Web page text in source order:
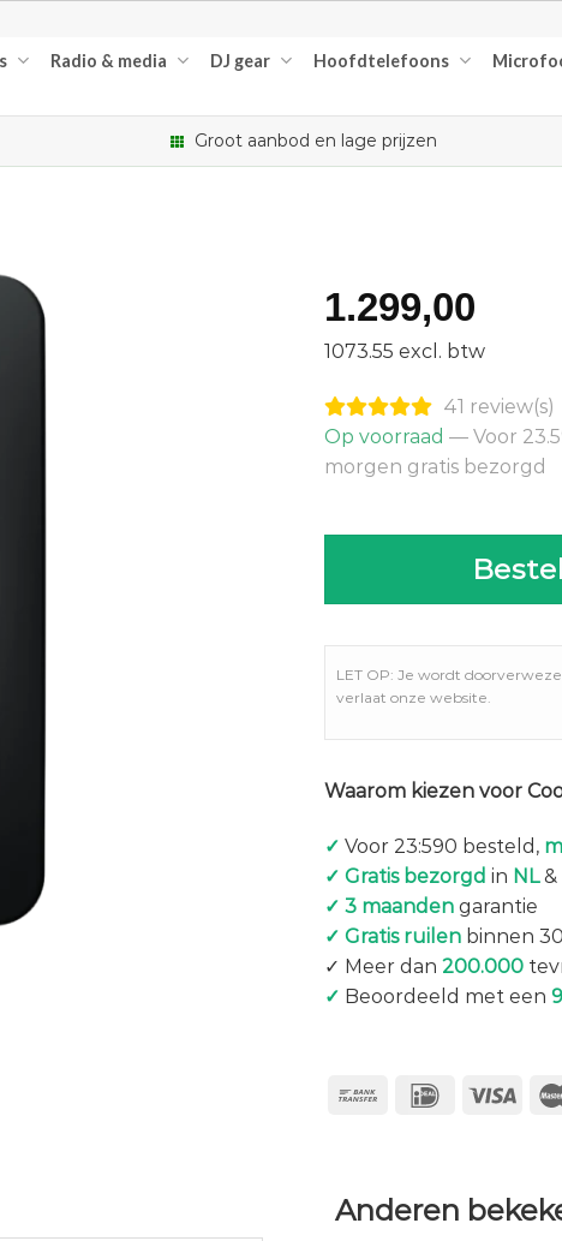
Radio & media DJ gear Hoofdtelefoons
Groot aanbod en lage prijzen
1.299,00
1073.55 excl. btw
41 review(s)
Op voorraad — Voor
morgen gratis bezorgd
LET OP: Je wordt
verlaat onze website.
Waarom kiezen voor
✓ Voor 23:590 besteld,
✓ Gratis bezorgd in NL&
✓ 3 maanden garantie
✓ Gratis ruilenbinnen
✓ Meer dan 200.000
✓ Beoordeeld met een
Anderen